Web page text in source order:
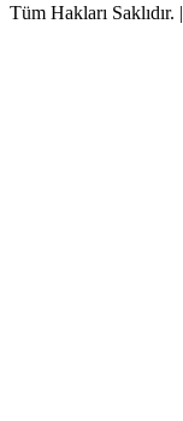
Tüm Hakları Saklıdır. |